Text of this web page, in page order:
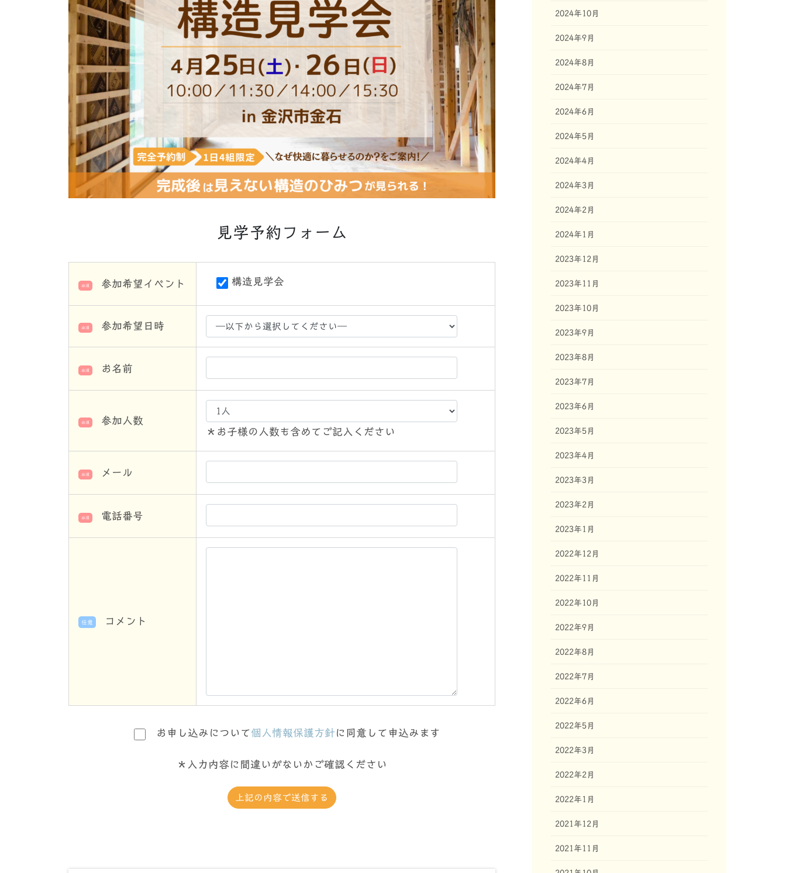
見学予約フォーム
必須 参加希望イベント 構造見学会
必須 参加希望日時
必須 お名前
必須
参加人数
＊お子様の人数も含めてご記入ください
必須 メール
必須 電話番号
任意 コメント
お申し込みについて個人情報保護方針 に同意して申込みます
＊入力内容に間違いがないかご確認ください
2024年10月
2024年9月
2024年8月
2024年7月
2024年6月
2024年5月
2024年4月
2024年3月
2024年2月
2024年1月
2023年12月
2023年11月
2023年10月
2023年9月
2023年8月
2023年7月
2023年6月
2023年5月
2023年4月
2023年3月
2023年2月
2023年1月
2022年12月
2022年11月
2022年10月
2022年9月
2022年8月
2022年7月
2022年6月
2022年5月
2022年3月
2022年2月
2022年1月
2021年12月
2021年11月